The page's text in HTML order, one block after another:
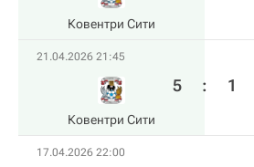
Ковентри Сити
21.04.2026 21:45
Ковентри Сити
5 : 1
17.04.2026 22:00